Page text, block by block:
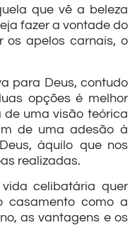
que vê a beleza
fazer a vontade do
os apelos carnais, o
para Deus, contudo
opções é melhor
uma visão teórica
de uma adesão à
àquilo que nos
realizadas.
celibatária quer
casamento como a
as vantagens e os